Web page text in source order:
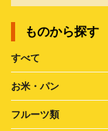
ものから探す
すべて
お米・パン
フルーツ類